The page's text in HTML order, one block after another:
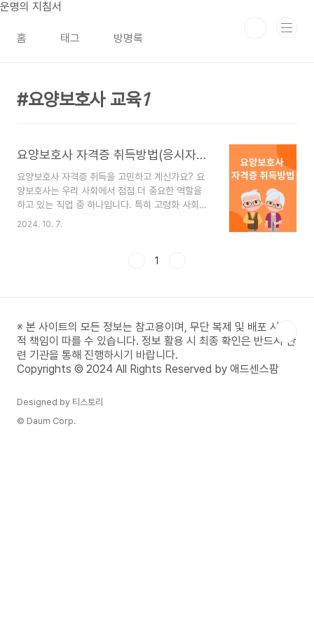
본문 바로가기
운명의 지침서
홈 태그 방명록
요양보호사 교육1
요양보호사 자격증 취득방법(응시자격)
요양보호사 자격증 취득을 고민하고 계신가요? 요
양보호사는 우리 사회에서 점점 더 중요한 역할을
하고 있는 직업 중 하나입니다. 특히 고령화 사회로
접어들면서 어르신들의 돌봄이 필요한 상황이 많아
일을 합니다. 오늘은 요양보호사 자격증을 취득하는
보호사 자격증은 노인이나 환자분들이 일상생활을
보다 안전하고 편안하게 할 수 있도록 돕는 자격증
입니다. 요양보호사들은 주로 신체 돌봄, 식사 준비,
이동 보조, 말벗이 되어주는 ..
2024. 10. 7.
1
※ 본 사이트의 모든 정보는 참고용이며, 무단 복제 및 배포 시 법
적 책임이 따를 수 있습니다. 정보 활용 시 최종 확인은 반드시 관
련 기관을 통해 진행하시기 바랍니다.
Copyrights © 2024 All Rights Reserved by 애드센스팜
Designed by 티스토리
© Daum Corp.